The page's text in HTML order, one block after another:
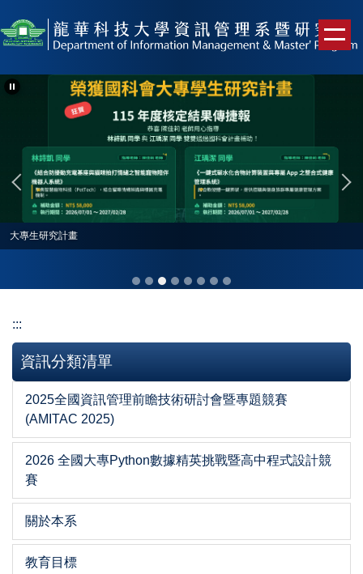
到
內
大專生研究計畫
:::
資訊分類清單
2025全國資訊管理前瞻技術研討會暨專題競賽
(AMITAC 2025)
2026 全國大專Python數據精英挑戰暨高中程式設計競
賽
關於本系
教育目標